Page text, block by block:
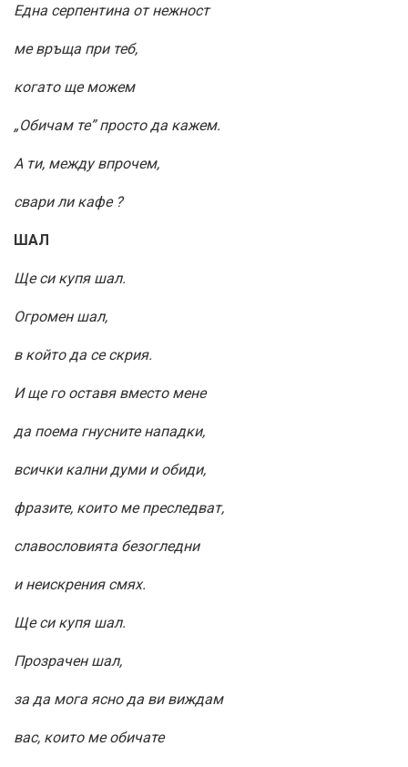
Една серпентина от нежност
ме връща при теб,
когато ще можем
„Обичам те” просто да кажем.
А ти, между впрочем,
свари ли кафе ?
ШАЛ
Ще си купя шал.
Огромен шал,
в който да се скрия.
И ще го оставя вместо мене
да поема гнусните нападки,
всички кални думи и обиди,
фразите, които ме преследват,
славословията безогледни
и неискрения смях.
Ще си купя шал.
Прозрачен шал,
за да мога ясно да ви виждам
вас, които ме обичате